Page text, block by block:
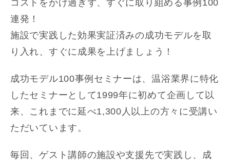
コストをかけ過ぎず、すぐに取り組める事例100
連発！
施設で実践した効果実証済みの成功モデルを取
り入れ、すぐに成果を上げましょう！
成功モデル100事例セミナーは、温浴業界に特化
したセミナーとして1999年に初めて企画して以
来、これまでに延べ1,300人以上の方々に受講い
ただいています。
毎回、ゲスト講師の施設や支援先で実践し、成